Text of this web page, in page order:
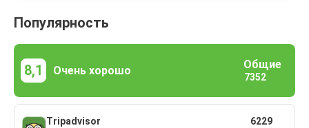
Популярность
8,1 Очень хорошо Общие
7352
Tripadvisor
6229